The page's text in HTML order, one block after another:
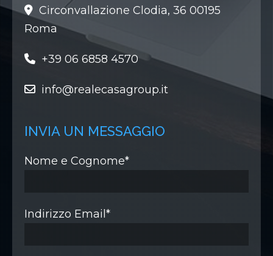
Circonvallazione Clodia, 36 00195
Roma
+39 06 6858 4570
info@realecasagroup.it
INVIA UN MESSAGGIO
Nome e Cognome*
Indirizzo Email*